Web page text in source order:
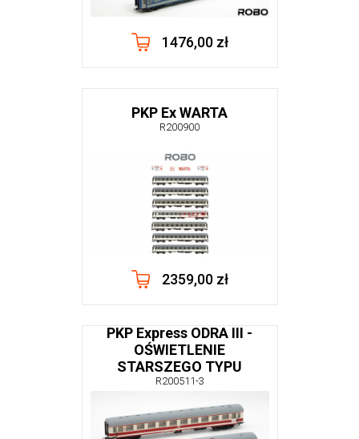
1476,00 zł
PKP Ex WARTA
R200900
2359,00 zł
PKP Express ODRA III -
OŚWIETLENIE
STARSZEGO TYPU
R200511-3